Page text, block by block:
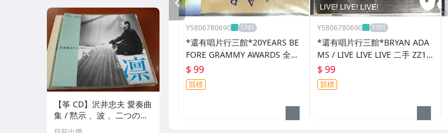
Y5806780690
*還有唱片行三館*20YEARS BE
FORE GRAMMY AWARDS 全新
ZZ11095(競標)
$ 99
競標
Y5806780690
*還有唱片行三館*BRYAN ADA
MS / LIVE LIVE LIVE 二手 ZZ10
073(需競標)
$ 99
競標
PREV
【筝 CD】沢井忠夫 愛奏曲
集 / 黙示 、波 、二つの相
、箏二重奏ソナタ 杵屋正